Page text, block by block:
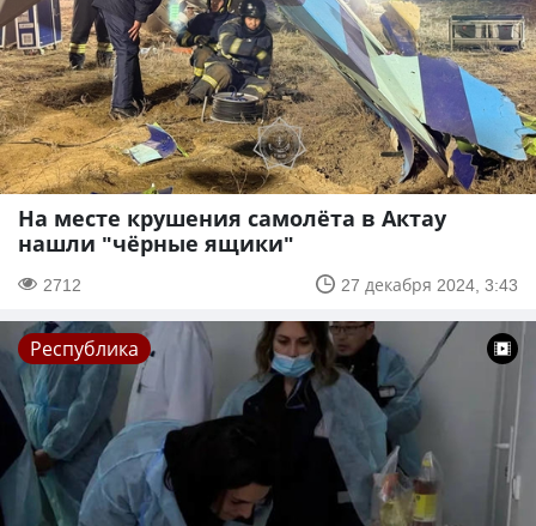
На месте крушения самолёта в Актау
нашли "чёрные ящики"
2712 27 декабря 2024, 3:43
Республика